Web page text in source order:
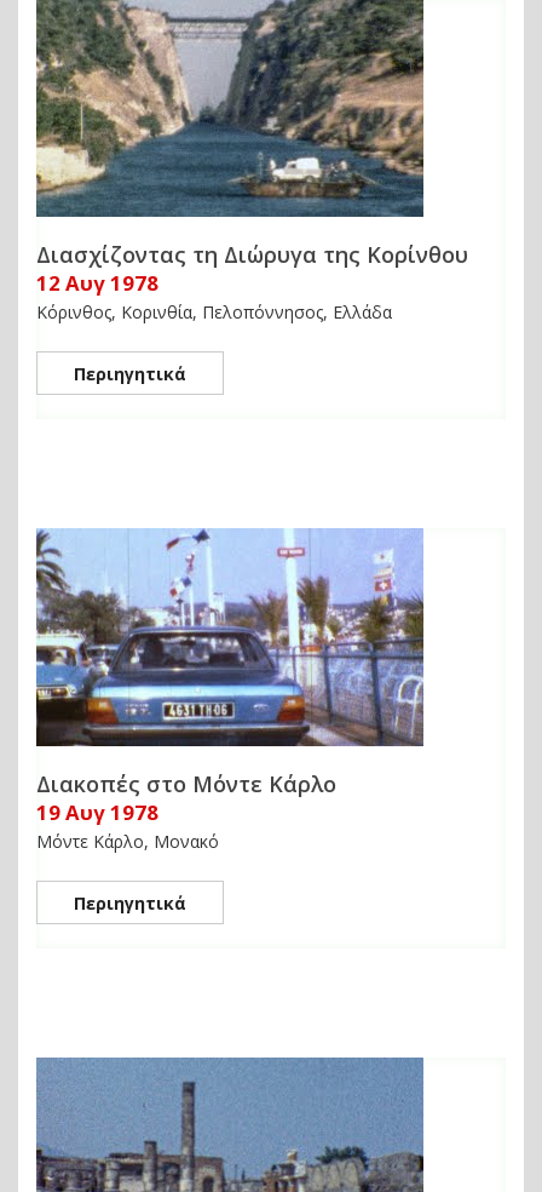
Διασχίζοντας τη Διώρυγα της Κορίνθου
12 Αυγ 1978
Κόρινθος, Κορινθία, Πελοπόννησος, Ελλάδα
Περιηγητικά
Διακοπές στο Μόντε Κάρλο
19 Αυγ 1978
Μόντε Κάρλο, Μονακό
Περιηγητικά